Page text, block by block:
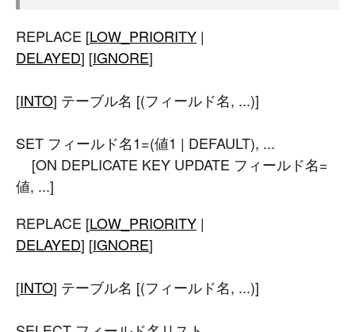
REPLACE [LOW_PRIORITY |
DELAYED] [IGNORE]
[INTO] テーブル名 [(フィールド名, ...)]
SET フィールド名1=(値1 | DEFAULT), ...
[ON DEPLICATE KEY UPDATE フィールド名=
値, ...]
REPLACE [LOW_PRIORITY |
DELAYED] [IGNORE]
[INTO] テーブル名 [(フィールド名, ...)]